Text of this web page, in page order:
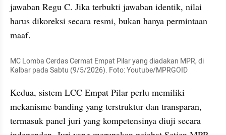
jawaban Regu C. Jika terbukti jawaban identik, nilai
harus dikoreksi secara resmi, bukan hanya permintaan
maaf.
MC Lomba Cerdas Cermat Empat Pilar yang diadakan MPR, di
Kalbar pada Sabtu (9/5/2026). Foto: Youtube/MPRGOID
Kedua, sistem LCC Empat Pilar perlu memiliki
mekanisme banding yang terstruktur dan transparan,
termasuk panel juri yang kompetensinya diuji secara